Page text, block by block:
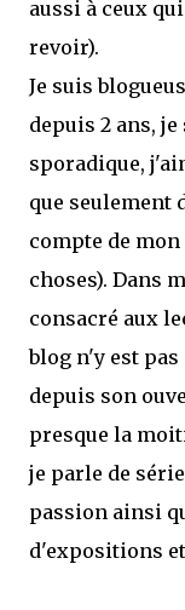
aussi à ceux
revoir).
Je suis
depuis 2 ans,
sporadique,
que seulement
compte de
choses). Dans
consacré aux
blog n'y est
depuis son
presque la
je parle de
passion ainsi
d'expositions